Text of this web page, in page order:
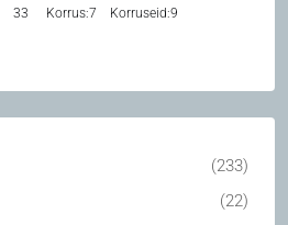
33 Korrus:7 Korruseid:9
(233)
(22)